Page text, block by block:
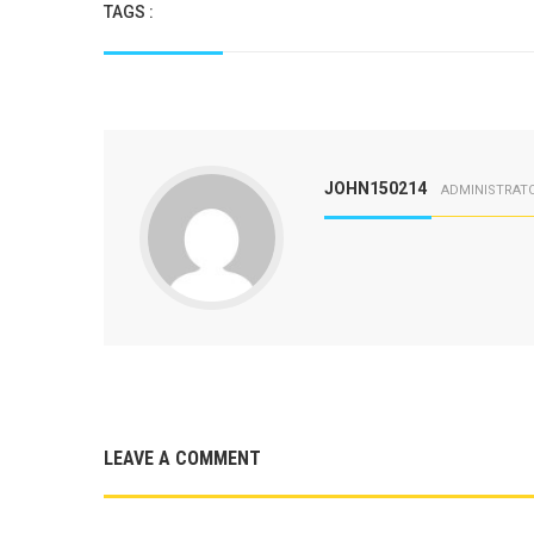
TAGS :
JOHN150214
LEAVE A COMMENT